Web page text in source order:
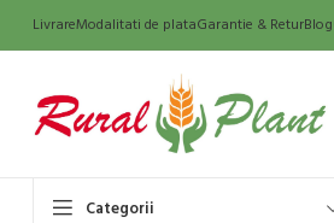
LivrareModalitati de plataGarantie & ReturBlog
Categorii